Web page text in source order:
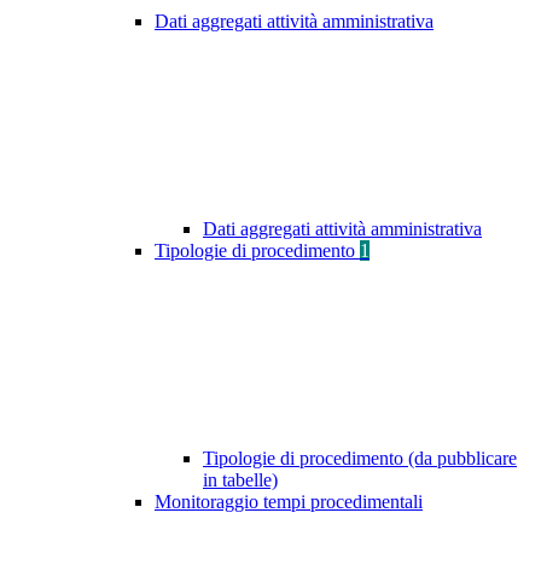
Dati aggregati attività amministrativa
Dati aggregati attività amministrativa
Tipologie di procedimento 1
Tipologie di procedimento (da pubblicare
in tabelle)
Monitoraggio tempi procedimentali